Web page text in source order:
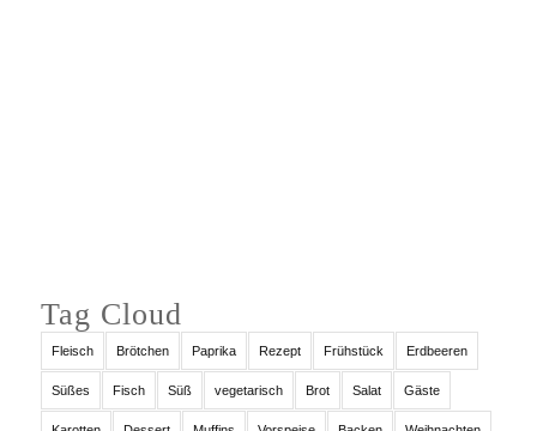
Tag Cloud
Fleisch Brötchen Paprika Rezept Frühstück Erdbeeren
Süßes Fisch Süß vegetarisch Brot Salat Gäste